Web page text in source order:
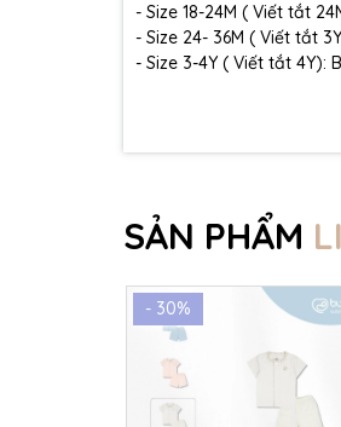
- Size 18-24M ( Viết tắt
- Size 24- 36M ( Viết tắt
- Size 3-4Y ( Viết tắt 4Y):
SẢN PHẨM
- 30%